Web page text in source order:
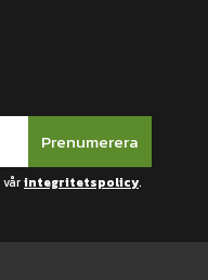
Prenumerera
vårintegritetspolicy.